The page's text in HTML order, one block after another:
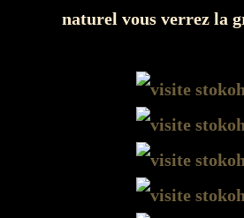
naturel vous verrez la